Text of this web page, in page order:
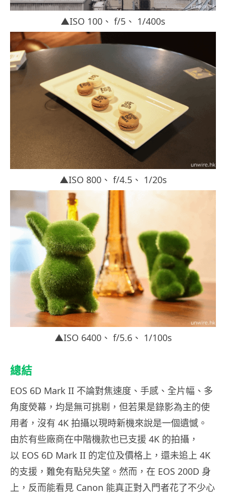
▲ISO 100、 f/5、 1/400s
▲ISO 800、 f/4.5、 1/20s
▲ISO 6400、 f/5.6、 1/100s
總結
EOS 6D Mark II 不論對焦速度、手感、全片幅、多
角度熒幕，均是無可挑剔，但若果是錄影為主的使
用者，沒有 4K 拍攝以現時新機來說是一個遺憾。
由於有些廠商在中階機款也已支援 4K 的拍攝，
以 EOS 6D Mark II 的定位及價格上，還未追上 4K
的支援，難免有點兒失望。然而，在 EOS 200D 身
上，反而能看見 Canon 能真正對入門者花了不少心